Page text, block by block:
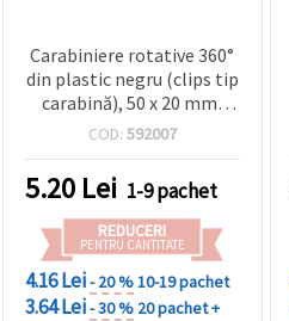
Carabiniere rotative 360°
din plastic negru (clips tip
carabină), 50 x 20 mm,
buclă interioară 16 x 5
DIY/handmade, genți,
lanyard – pachet de 10
COD: 592007
5.20 Lei 1-9 pachet
REDUCERI
PENTRU CANTITATE
4.16 Lei- 20 %10-19 pachet
3.64 Lei- 30 % 20 pachet +